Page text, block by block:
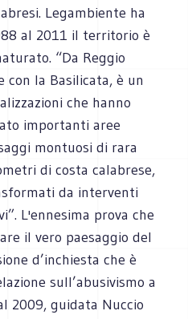
Legambiente ha
al 2011 il territorio è
“Da Reggio
con la Basilicata, è un
che hanno
importanti aree
montuosi di rara
di costa calabrese,
da interventi
L'ennesima prova che
il vero paesaggio del
d’inchiesta che è
sull’abusivismo a
2009, guidata Nuccio